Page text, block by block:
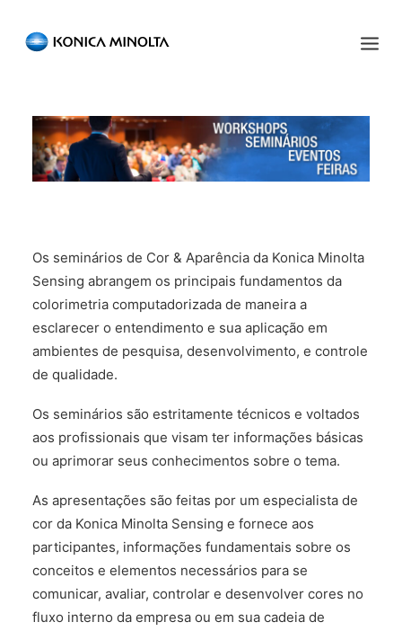
ENGLISH ESPAÑOL PORTUGUESE
HOME
PRODUCTS
INDUSTRIES
EVENTS
ABOUT US
CONTACT US
Os seminários de Cor & Aparência da Konica Minolta
Sensing abrangem os principais fundamentos da
colorimetria computadorizada de maneira a
esclarecer o entendimento e sua aplicação em
ambientes de pesquisa, desenvolvimento, e controle
de qualidade.
Os seminários são estritamente técnicos e voltados
aos profissionais que visam ter informações básicas
ou aprimorar seus conhecimentos sobre o tema.
As apresentações são feitas por um especialista de
cor da Konica Minolta Sensing e fornece aos
participantes, informações fundamentais sobre os
conceitos e elementos necessários para se
comunicar, avaliar, controlar e desenvolver cores no
fluxo interno da empresa ou em sua cadeia de